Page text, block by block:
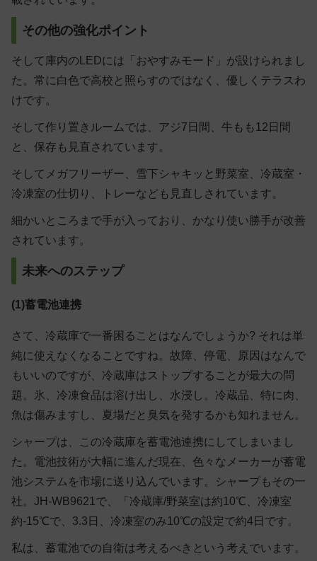
その他の強化ポイント
そして庫内のLEDには「おやすみモード」が設けられまし
た。常に白色で高校と照らすのではなく、優しくテラスわ
けです。
そして作り置きルームでは、アジ7日間、牛もも12日間
と、保存も見直されています。
そしてメガフリーザー、雪下シャキッと野菜室、冷蔵室・
冷凍室の仕切り、トレーなども見直しされています。
細かいところまで手が入っており、かなり使い勝手が改善
されています。
未来へのステップ
(1)蓄電池連携
さて、冷蔵庫で一番困ることはなんでしょうか? それは単
純に使えなくなることですね。故障、停電、原因はなんで
もいいのですが、冷蔵庫はストップすることが最大の問
題。氷、冷凍食品は溶け出し、水浸し。冷蔵品、特に肉、
魚は傷みますし、夏場だと臭気を発するかも知れません。
シャープは、この冷蔵庫を蓄電池連携にしてしまいまし
た。電池技術が大幅に進んだ現在、色々なメーカーが蓄電
池システムを市場に送り込んでいます。シャープもその一
社。JH-WB9621で、「冷蔵庫/野菜室は約10℃、冷凍室
約-15℃で、3.3日、冷凍室のみ10℃の設定で約4日です。
私は、蓄電池での自衛は考えるべきという考えでいます。